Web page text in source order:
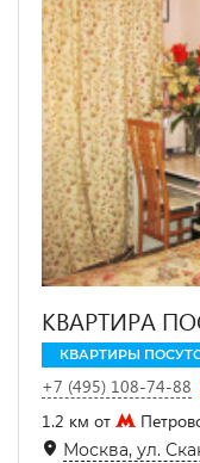
КВАРТИРА
КВАРТИРЫ
+7 (495) 108-74-88
1.2 км от
Москва, ул.